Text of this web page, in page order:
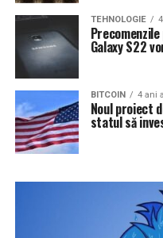
TEHNOLOGIE
Galaxy S22
BITCOIN 4 ani
Noul proiect
statul să